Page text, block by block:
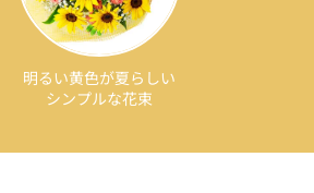
明るい黄色が夏らしい
シンプルな花束